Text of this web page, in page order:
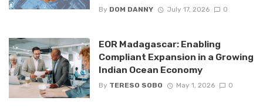
By DOM DANNY July 17, 2026 0
EOR Madagascar: Enabling
Compliant Expansion in a Growing
Indian Ocean Economy
By TERESO SOBO May 1, 2026 0